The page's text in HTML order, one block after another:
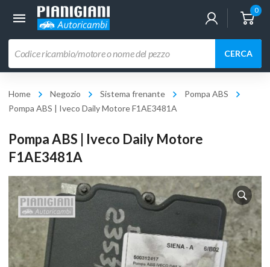
0
prodotti
CERCA
Home Negozio Sistema frenante
Pompa ABS
Pompa ABS | Iveco Daily Motore F1AE3481A
Pompa ABS | Iveco Daily Motore
F1AE3481A